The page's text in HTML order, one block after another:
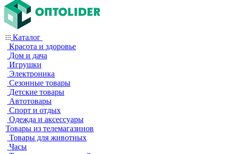
Каталог
Красота и здоровье
Дом и дача
Игрушки
Электроника
Сезонные товары
Детские товары
Автотовары
Спорт и отдых
Одежда и аксессуары
Товары из телемагазинов
Товары для животных
Часы